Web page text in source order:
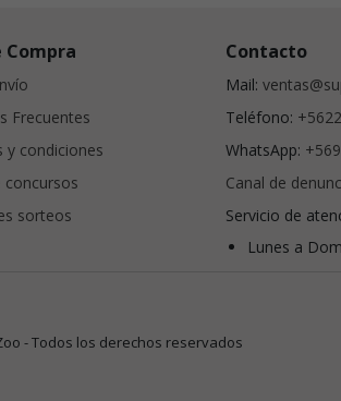
Compra
Frecuentes
y condiciones
concursos
sorteos
Contacto
Mail:
Teléfono:
WhatsApp:
Canal de
Servicio de
Lunes a
- Todos los derechos reservados